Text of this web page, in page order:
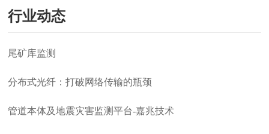
行业动态
尾矿库监测
分布式光纤：打破网络传输的瓶颈
管道本体及地震灾害监测平台-嘉兆技术